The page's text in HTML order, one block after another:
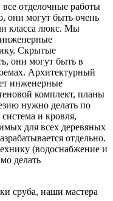
отделочные работы
они могут быть очень
класса люкс. Мы
Скрытые
они могут быть в
Архитектурный
инженерные
комплект, планы
нужно делать по
и кровля,
для всех деревяных
отдельно.
(водоснабжение и
делать
сруба, наши мастера